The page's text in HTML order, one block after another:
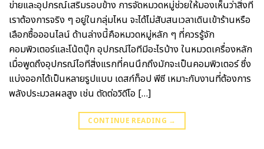
ข่ายและอุปกรณ์เสริมรอบข้าง การจัดหมวดหมู่ช่วยให้มองเห็นว่าสิ่งที่
เราต้องการจริง ๆ อยู่ในกลุ่มไหน จะได้ไม่สับสนเวลาเดินเข้าร้านหรือ
เลือกซื้อออนไลน์ ด้านล่างนี้คือหมวดหมู่หลัก ๆ ที่ควรรู้จัก
คอมพิวเตอร์และโน้ตบุ๊ก อุปกรณ์ไอทีมีอะไรบ้าง ในหมวดเครื่องหลัก
เมื่อพูดถึงอุปกรณ์ไอทีสิ่งแรกที่คนนึกถึงมักจะเป็นคอมพิวเตอร์ ซึ่ง
แบ่งออกได้เป็นหลายรูปแบบ เดสก์ท็อป พีซี เหมาะกับงานที่ต้องการ
พลังประมวลผลสูง เช่น ตัดต่อวิดีโอ […]
CONTINUE READING →